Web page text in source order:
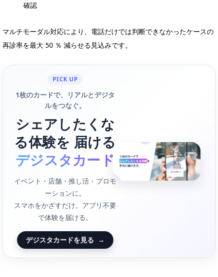
確認
マルチモーダル対応により、電話だけでは判断できなかったケースの
再診率を最大 50 ％ 減らせる見込みです。
PICK UP
1枚のカードで、リアルとデジタ
ルをつなぐ。
シェアしたくな
る体験を 届ける
デジスタカード
イベント・店舗・推し活・プロモ
ーションに。
スマホをかざすだけ。アプリ不要
で体験を届ける。
デジスタカードを見る →